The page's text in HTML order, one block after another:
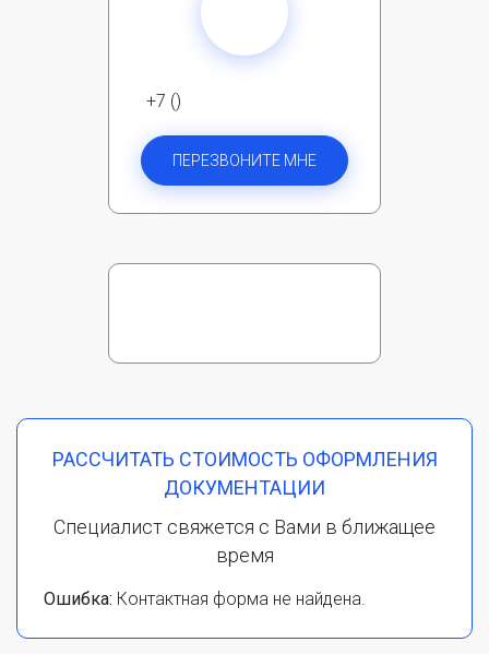
+7 ()
ПЕРЕЗВОНИТЕ МНЕ
РАССЧИТАТЬ СТОИМОСТЬ ОФОРМЛЕНИЯ
ДОКУМЕНТАЦИИ
Специалист свяжется с Вами в ближащее
время
Ошибка: Контактная форма не найдена.